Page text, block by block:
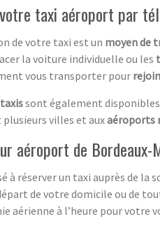
taxi aéroport par
de votre taxi est un moyen de
la voiture individuelle ou les
vous transporter pour
sont également
villes et auxaéroports
aéroport de Bordeaux-
à réserver un taxi auprès de
de votre domicile ou de
aérienne à l’heure pour votre